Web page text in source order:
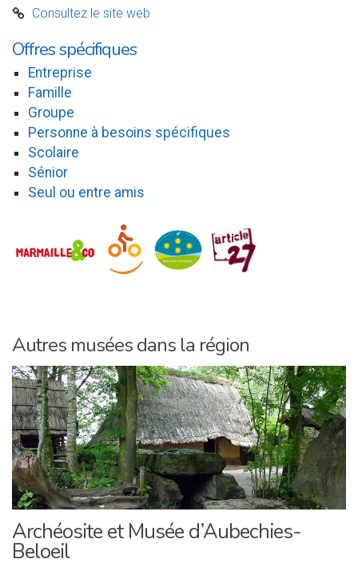
C Consultez le site web
Offres spécifiques
Entreprise
Famille
Groupe
Personne à besoins spécifiques
Scolaire
Sénior
Seul ou entre amis
Autres musées dans la région
Archéosite et Musée d’Aubechies-
Beloeil